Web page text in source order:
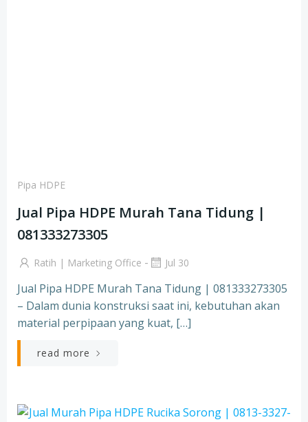
Pipa HDPE
Jual Pipa HDPE Murah Tana Tidung |
081333273305
Ratih | Marketing Office - Jul 30
Jual Pipa HDPE Murah Tana Tidung | 081333273305
– Dalam dunia konstruksi saat ini, kebutuhan akan
material perpipaan yang kuat, […]
read more